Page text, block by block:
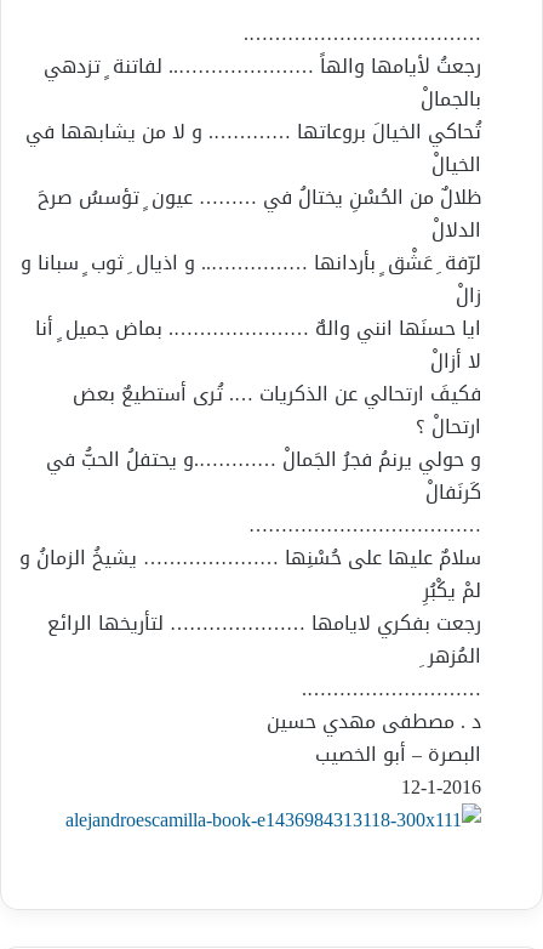
……………………………….
رجعتُ لأيامها والهاً ………………….. لفاتنة ٍ تزدهي
بالجمالْ
تُحاكي الخيالَ بروعاتها …………. و لا من يشابهها في
الخيالْ
ظلالٌ من الحُسْنِ يختالُ في ……… عيون ٍ تؤسسُ صرحَ
الدلالْ
لرّفة ِ عَشْق ٍ بأردانها …………….. و اذيال ِ ثوب ٍ سبانا و
زالْ
ايا حسنَها انني والهٌ …………………. بماض جميل ٍ أنا
لا أزالْ
فكيفَ ارتحالي عن الذكريات …. تُرى أستطيعٌ بعض
ارتحالْ ؟
و حولي يرنمُ فجرُ الجَمالْ ………….و يحتفلُ الحبُّ في
كَرنَفالْ
………………………………
سلامٌ عليها على حُسْنِها ………………… يشيخُ الزمانُ و
لمْ يكْبُرِ
رجعت بفكري لايامها ………………… لتأريخها الرائع
المُزهر ِ
……………………….
د . مصطفى مهدي حسين
البصرة – أبو الخصيب
12-1-2016